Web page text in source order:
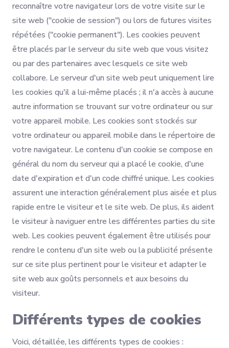
reconnaître votre navigateur lors de votre visite sur le
site web ("cookie de session") ou lors de futures visites
répétées ("cookie permanent"). Les cookies peuvent
être placés par le serveur du site web que vous visitez
ou par des partenaires avec lesquels ce site web
collabore. Le serveur d'un site web peut uniquement lire
les cookies qu'il a lui-même placés ; il n'a accès à aucune
autre information se trouvant sur votre ordinateur ou sur
votre appareil mobile. Les cookies sont stockés sur
votre ordinateur ou appareil mobile dans le répertoire de
votre navigateur. Le contenu d'un cookie se compose en
général du nom du serveur qui a placé le cookie, d'une
date d'expiration et d'un code chiffré unique. Les cookies
assurent une interaction généralement plus aisée et plus
rapide entre le visiteur et le site web. De plus, ils aident
le visiteur à naviguer entre les différentes parties du site
web. Les cookies peuvent également être utilisés pour
rendre le contenu d'un site web ou la publicité présente
sur ce site plus pertinent pour le visiteur et adapter le
site web aux goûts personnels et aux besoins du
visiteur.
Différents types de cookies
Voici, détaillée, les différents types de cookies :